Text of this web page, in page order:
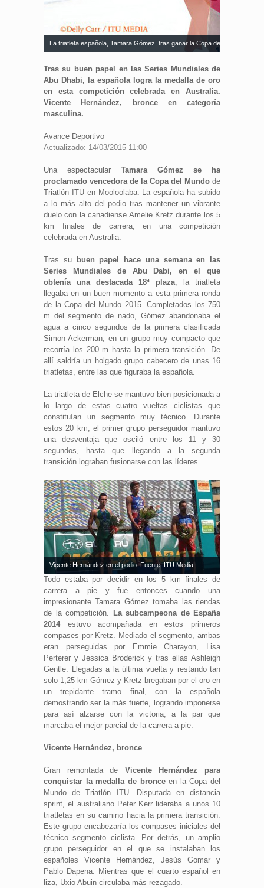
La triatleta española, Tamara Gómez, tras ganar la Copa del Mundo de
Tras su buen papel en las Series Mundiales de
Abu Dhabi, la española logra la medalla de oro
en esta competición celebrada en Australia.
Vicente Hernández, bronce en categoría
masculina.
Avance Deportivo
Actualizado: 14/03/2015 11:00
Una espectacular Tamara Gómez se ha
proclamado vencedora de la Copa del Mundo de
Triatlón ITU en Mooloolaba. La española ha subido
a lo más alto del podio tras mantener un vibrante
duelo con la canadiense Amelie Kretz durante los 5
km finales de carrera, en una competición
celebrada en Australia.
Tras su
buen papel hace una semana en las
Series Mundiales de Abu Dabi, en el que
obtenía una destacada 18ª plaza, la triatleta
llegaba en un buen momento a esta primera ronda
de la Copa del Mundo 2015. Completados los 750
m del segmento de nado, Gómez abandonaba el
agua a cinco segundos de la primera clasificada
Simon Ackerman, en un grupo muy compacto que
recorría los 200 m hasta la primera transición. De
allí saldría un holgado grupo cabecero de unas 16
triatletas, entre las que figuraba la española.
La triatleta de Elche se mantuvo bien posicionada a
lo largo de estas cuatro vueltas ciclistas que
constituían un segmento muy técnico. Durante
estos 20 km, el primer grupo perseguidor mantuvo
una desventaja que osciló entre los 11 y 30
segundos, hasta que llegando a la segunda
transición lograban fusionarse con las líderes.
Vicente Hernández en el podio. Fuente: ITU Media
Todo estaba por decidir en los 5 km finales de
carrera a pie y fue entonces cuando una
impresionante Tamara Gómez tomaba las riendas
de la competición. La subcampeona de España
2014estuvo acompañada en estos primeros
compases por Kretz. Mediado el segmento, ambas
eran perseguidas por Emmie Charayon, Lisa
Perterer y Jessica Broderick y tras ellas Ashleigh
Gentle. Llegadas a la última vuelta y restando tan
solo 1,25 km Gómez y Kretz bregaban por el oro en
un trepidante tramo final, con la española
demostrando ser la más fuerte, logrando imponerse
para así alzarse con la victoria, a la par que
marcaba el mejor parcial de la carrera a pie.
Vicente Hernández, bronce
Gran remontada de Vicente Hernández para
conquistar la medalla de bronceen la Copa del
Mundo de Triatlón ITU. Disputada en distancia
sprint, el australiano Peter Kerr lideraba a unos 10
triatletas en su camino hacia la primera transición.
Este grupo encabezaría los compases iniciales del
técnico segmento ciclista. Por detrás, un amplio
grupo perseguidor en el que se instalaban los
españoles Vicente Hernández, Jesús Gomar y
Pablo Dapena. Mientras que el cuarto español en
liza, Uxio Abuin circulaba más rezagado.